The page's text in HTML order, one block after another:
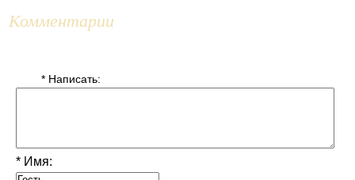
Комментарии
* Написать:
* Имя: